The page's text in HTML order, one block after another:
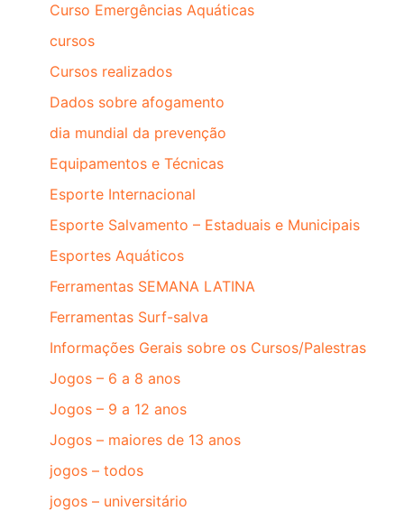
Curso Emergências Aquáticas
cursos
Cursos realizados
Dados sobre afogamento
dia mundial da prevenção
Equipamentos e Técnicas
Esporte Internacional
Esporte Salvamento – Estaduais e Municipais
Esportes Aquáticos
Ferramentas SEMANA LATINA
Ferramentas Surf-salva
Informações Gerais sobre os Cursos/Palestras
Jogos – 6 a 8 anos
Jogos – 9 a 12 anos
Jogos – maiores de 13 anos
jogos – todos
jogos – universitário